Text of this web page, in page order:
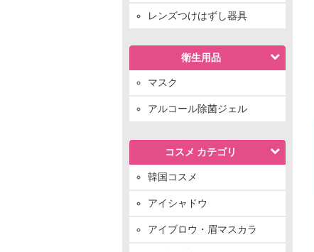
レンズつけはずし器具
衛生用品
マスク
アルコール除菌ジェル
コスメ カテゴリ
韓国コスメ
アイシャドウ
アイブロウ・眉マスカラ